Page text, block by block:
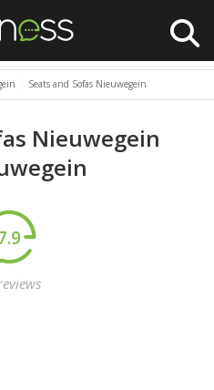
Seats and Sofas Nieuwegein
Nieuwegein